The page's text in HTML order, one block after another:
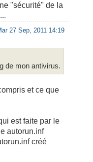
"sécurité" de la
27 Sep, 2011 14:19
de mon antivirus.
et ce que
est faite par le
autorun.inf
créé